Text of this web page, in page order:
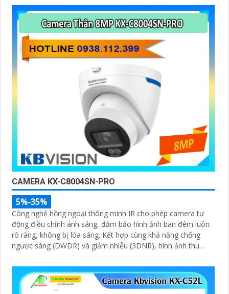
nhận được sự tư vấn chuyên nghiệp về giải pháp an
ninh cần thiết!"
Hy vọng những câu giới thiệu trên sẽ giúp bạn thành
công trong việc tiếp cận khách hàng và tăng cơ hội bán
hàng của bạn. Nếu có bất kỳ yêu cầu hay câu hỏi nào
khác, bạn có thể chia sẻ để tôi hỗ trợ bạn tốt hơn!
CAMERA KX-C8004SN-PRO
5%-35%
Công nghệ hồng ngoại thông minh IR cho phép camera tự
động điều chỉnh ánh sáng, đảm bảo hình ảnh ban đêm luôn
rõ ràng, không bị lóa sáng. Kết hợp cùng khả năng chống
ngược sáng (DWDR) và giảm nhiễu (3DNR), hình ảnh thu
ngay cả trong môi trường ánh sáng yếu hoặc ánh sáng phức
tạp như ngược sáng hoặc chói nắng